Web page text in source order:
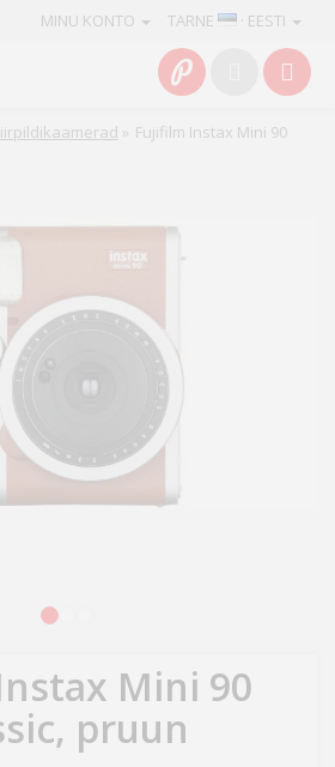
TARNE · EESTI
MINU KONTO
» Fujifilm Instax Mini 90
Mini 90
pruun